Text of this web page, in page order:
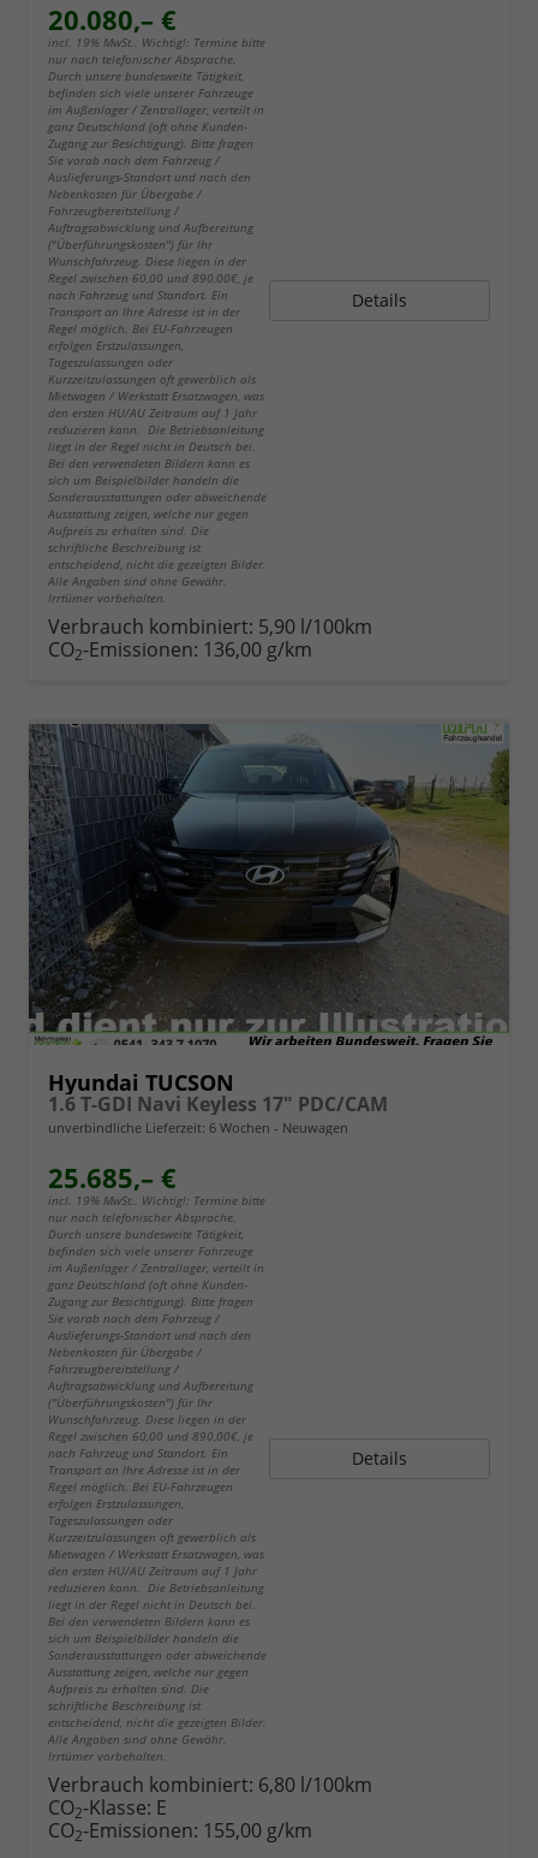
20.080,– €
incl. 19% MwSt.. Wichtig!: Termine bitte
nur nach telefonischer Absprache.
Durch unsere bundesweite Tätigkeit,
befinden sich viele unserer Fahrzeuge
im Außenlager / Zentrallager, verteilt in
ganz Deutschland (oft ohne Kunden-
Zugang zur Besichtigung). Bitte fragen
Sie vorab nach dem Fahrzeug /
Auslieferungs-Standort und nach den
Nebenkosten für Übergabe /
Fahrzeugbereitstellung /
Auftragsabwicklung und Aufbereitung
("Überführungskosten") für Ihr
Wunschfahrzeug. Diese liegen in der
Regel zwischen 60,00 und 890,00€, je
nach Fahrzeug und Standort. Ein
Transport an Ihre Adresse ist in der
Regel möglich. Bei EU-Fahrzeugen
erfolgen Erstzulassungen,
Tageszulassungen oder
Kurzzeitzulassungen oft gewerblich als
Mietwagen / Werkstatt Ersatzwagen, was
den ersten HU/AU Zeitraum auf 1 Jahr
reduzieren kann. Die Betriebsanleitung
liegt in der Regel nicht in Deutsch bei.
Bei den verwendeten Bildern kann es
sich um Beispielbilder handeln die
Sonderausstattungen oder abweichende
Ausstattung zeigen, welche nur gegen
Aufpreis zu erhalten sind. Die
schriftliche Beschreibung ist
entscheidend, nicht die gezeigten Bilder.
Alle Angaben sind ohne Gewähr.
Irrtümer vorbehalten.
Details
Verbrauch kombiniert: 5,90 l/100km
CO2-Emissionen: 136,00 g/km
Hyundai TUCSON
1.6 T-GDI Navi Keyless 17" PDC/CAM
unverbindliche Lieferzeit: 6 Wochen Neuwagen
25.685,– €
incl. 19% MwSt.. Wichtig!: Termine bitte
nur nach telefonischer Absprache.
Durch unsere bundesweite Tätigkeit,
befinden sich viele unserer Fahrzeuge
im Außenlager / Zentrallager, verteilt in
ganz Deutschland (oft ohne Kunden-
Zugang zur Besichtigung). Bitte fragen
Sie vorab nach dem Fahrzeug /
Auslieferungs-Standort und nach den
Nebenkosten für Übergabe /
Fahrzeugbereitstellung /
Auftragsabwicklung und Aufbereitung
("Überführungskosten") für Ihr
Wunschfahrzeug. Diese liegen in der
Regel zwischen 60,00 und 890,00€, je
nach Fahrzeug und Standort. Ein
Transport an Ihre Adresse ist in der
Regel möglich. Bei EU-Fahrzeugen
erfolgen Erstzulassungen,
Tageszulassungen oder
Kurzzeitzulassungen oft gewerblich als
Mietwagen / Werkstatt Ersatzwagen, was
den ersten HU/AU Zeitraum auf 1 Jahr
reduzieren kann. Die Betriebsanleitung
liegt in der Regel nicht in Deutsch bei.
Bei den verwendeten Bildern kann es
sich um Beispielbilder handeln die
Sonderausstattungen oder abweichende
Ausstattung zeigen, welche nur gegen
Aufpreis zu erhalten sind. Die
schriftliche Beschreibung ist
entscheidend, nicht die gezeigten Bilder.
Alle Angaben sind ohne Gewähr.
Irrtümer vorbehalten.
Details
Verbrauch kombiniert: 6,80 l/100km
CO2-Klasse: E
CO2-Emissionen: 155,00 g/km